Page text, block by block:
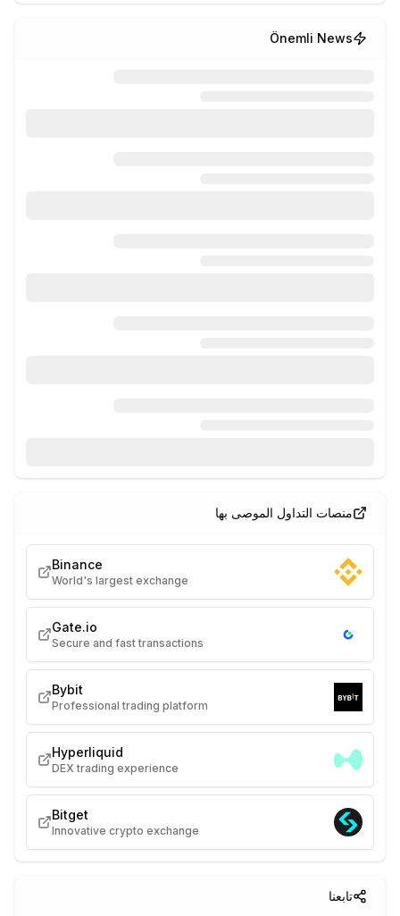
Önemli News
منصات التداول الموصى بها
Binance
World's largest exchange
Gate.io
Secure and fast transactions
Bybit
Professional trading platform
Hyperliquid
DEX trading experience
Bitget
Innovative crypto exchange
تابعنا